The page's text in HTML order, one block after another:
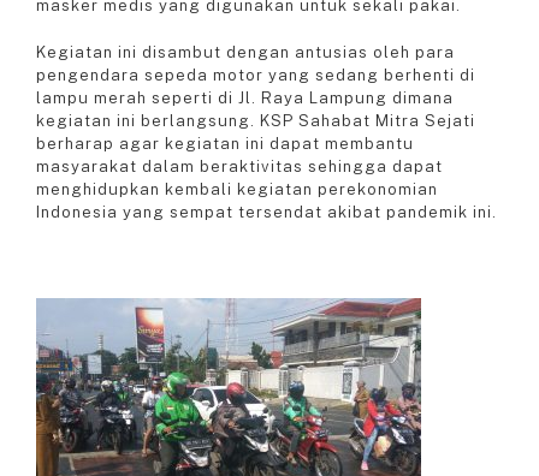
masker medis yang digunakan untuk sekali pakai.
Kegiatan ini disambut dengan antusias oleh para
pengendara sepeda motor yang sedang berhenti di
lampu merah seperti di Jl. Raya Lampung dimana
kegiatan ini berlangsung. KSP Sahabat Mitra Sejati
berharap agar kegiatan ini dapat membantu
masyarakat dalam beraktivitas sehingga dapat
menghidupkan kembali kegiatan perekonomian
Indonesia yang sempat tersendat akibat pandemik ini.